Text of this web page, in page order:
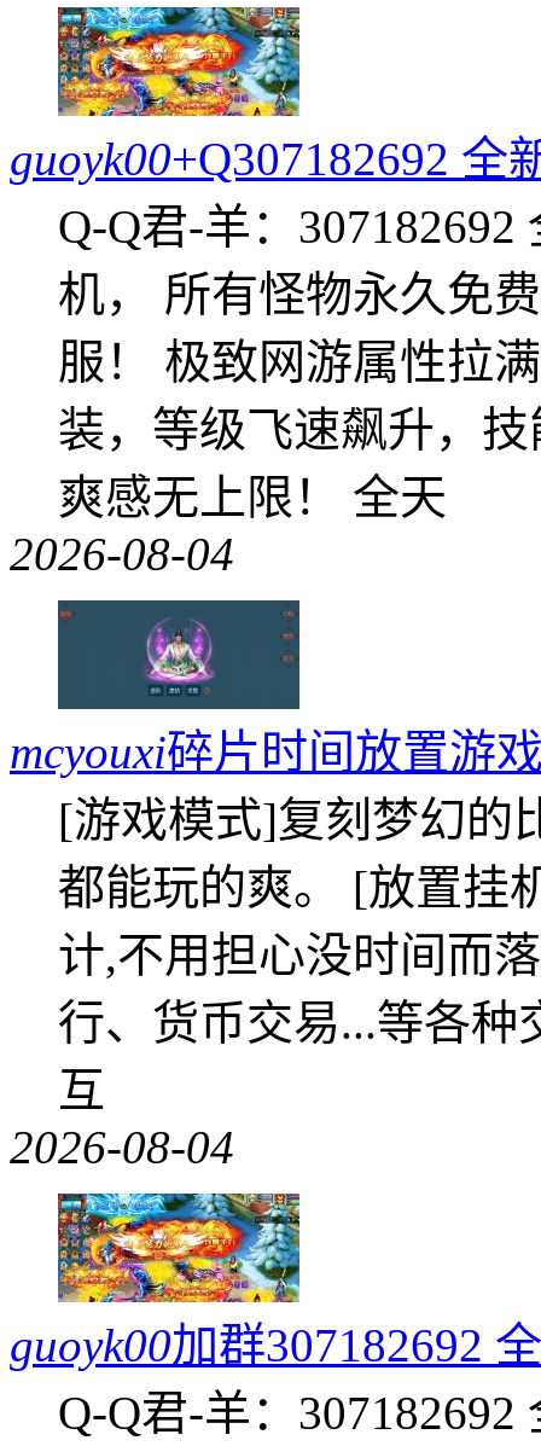
guoyk00+Q307182692
Q-Q君-羊：
机， 所有怪物永久免
服！ 极致网游属性拉
装，等级飞速飙升，
爽感无上限！ 全天
2026-08-04
mcyouxi碎片时间放置游
[游戏模式]复刻梦幻的
都能玩的爽。 [放置挂
计,不用担心没时间而
行、货币交易...等各
互
2026-08-04
guoyk00加群307182692
Q-Q君-羊：